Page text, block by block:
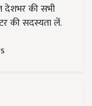
देशभर की सभी
की सदस्यता लें.